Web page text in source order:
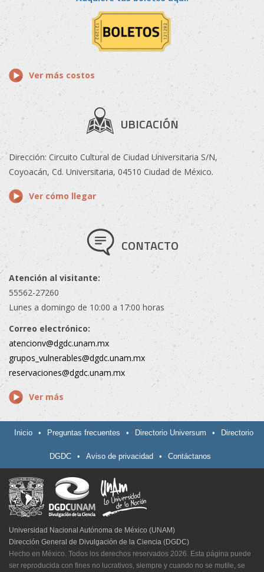
Ver más costos
UBICACIÓN
Dirección: Circuito Cultural de Ciudad Universitaria S/N,
Coyoacán, Cd. Universitaria, 04510 Ciudad de México.
Ver cómo llegar
CONTACTO
Atención al visitante:
55562-27260
Lunes a domingo de 10:00 a 17:00 horas
Correo electrónico:
atencionv@dgdc.unam.mx
grupos_vulnerables@dgdc.unam.mx
reservaciones@dgdc.unam.mx
Ver más
Inicio • Preguntas frecuentes • Directorio Universum • Directorio
DGDC • Aviso de privacidad • Contáctanos
Universidad Nacional Autónoma de México (UNAM)
Dirección General de Divulgación de la Ciencia (DGDC)
Hecho en México. Todos los derechos reservados 2026. Esta página puede
ser reproducida con fines no lucrativos, siempre y cuando no se mutile, se